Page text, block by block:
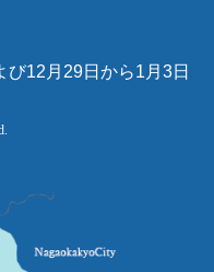
12月29日から1月3日